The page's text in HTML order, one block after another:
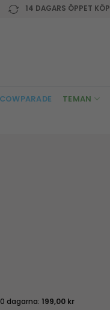
14 DAGARS ÖPPET KÖP
COWPARADE TEMAN
dagarna: 199,00 kr